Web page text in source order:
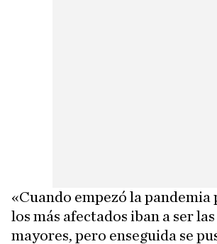
«Cuando empezó la pandemia
los más afectados iban a ser
mayores, pero enseguida se